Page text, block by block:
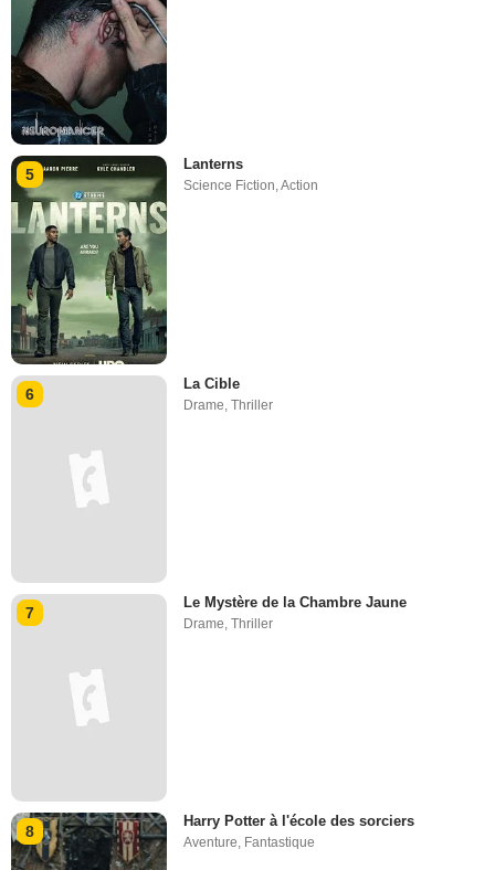
5
Lanterns
Science Fiction,Action
6
La Cible
Drame ,Thriller
7
Le Mystère de la Chambre Jaune
Drame,Thriller
8
Harry Potter à l'école des sorciers
Aventure, Fantastique